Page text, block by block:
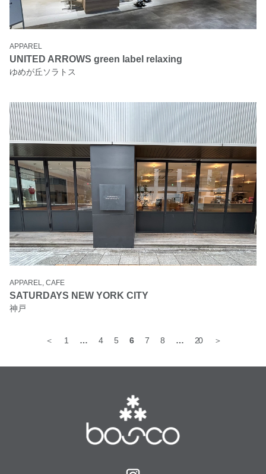
APPAREL
UNITED ARROWS green label relaxing
ゆめが丘ソラトス
APPAREL, CAFE
SATURDAYS NEW YORK CITY
神戸
＜ 1 … 4 5 6 7 8 … 20 ＞